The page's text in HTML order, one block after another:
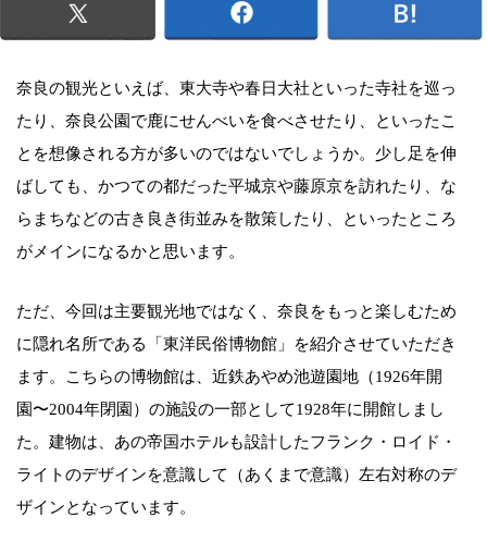
奈良の観光といえば、東大寺や春日大社といった寺社を巡っ
たり、奈良公園で鹿にせんべいを食べさせたり、といったこ
とを想像される方が多いのではないでしょうか。少し足を伸
ばしても、かつての都だった平城京や藤原京を訪れたり、な
らまちなどの古き良き街並みを散策したり、といったところ
がメインになるかと思います。
ただ、今回は主要観光地ではなく、奈良をもっと楽しむため
に隠れ名所である「東洋民俗博物館」を紹介させていただき
ます。こちらの博物館は、近鉄あやめ池遊園地（1926年開
園〜2004年閉園）の施設の一部として1928年に開館しまし
た。建物は、あの帝国ホテルも設計したフランク・ロイド・
ライトのデザインを意識して（あくまで意識）左右対称のデ
ザインとなっています。